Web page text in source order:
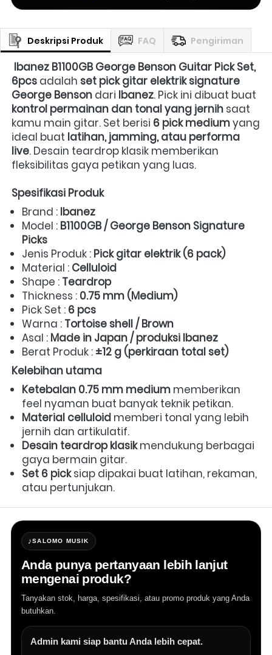
Deskripsi Produk FAQ Pengiriman
Ibanez B1100GB George Benson Guitar Pick Set,
6pcs adalah set pick gitar elektrik signature
George Benson dari Ibanez
kontrol permainan dan tonal yang jernih saat
kamu main gitar. Set berisi 6 pick medium yang
ideal buat latihan, jamming, atau performa
live. Desain teardrop klasik memberikan
fleksibilitas gaya petikan yang luas.
Spesifikasi Produk
Brand : Ibanez
Model : B1100GB / George Benson Signature
Picks
Jenis Produk : Pick gitar elektrik (6 pack)
Material : Celluloid
Shape : Teardrop
Thickness : 0.75 mm (Medium)
Pick Set : 6 pcs
Warna : Tortoise shell / Brown
Asal : Made in Japan / produksi Ibanez
Berat Produk : ±12 g (perkiraan total set)
Kelebihan utama
Ketebalan 0.75 mm medium memberikan
feel nyaman buat banyak teknik petikan.
Material celluloid memberi tonal yang lebih
jernih dan artikulatif.
Desain teardrop klasik mendukung berbagai
gaya bermain gitar.
Set 6 pick siap dipakai buat latihan, rekaman,
atau pertunjukan.
♪SALOMO MUSIK
Anda punya pertanyaan lebih lanjut
mengenai produk?
Tanyakan stok, harga, spesifikasi, atau promo produk yang Anda
butuhkan.
Admin kami siap bantu Anda lebih cepat.